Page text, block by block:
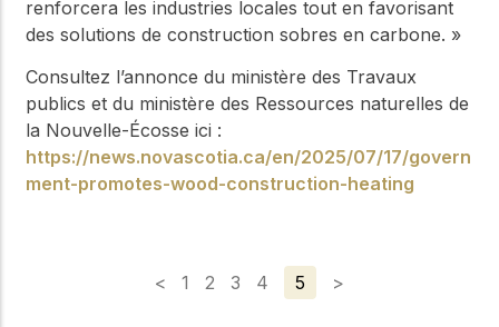
renforcera les industries locales tout en favorisant
des solutions de construction sobres en carbone. »
Consultez l’annonce du ministère des Travaux
publics et du ministère des Ressources naturelles de
la Nouvelle-Écosse ici :
https://news.novascotia.ca/en/2025/07/17/govern
ment-promotes-wood-construction-heating
< 1 2 3 4 5 >